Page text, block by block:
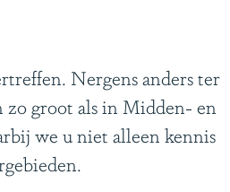
Nergens anders ter
zo groot als in Midden- en
we u niet alleen kennis